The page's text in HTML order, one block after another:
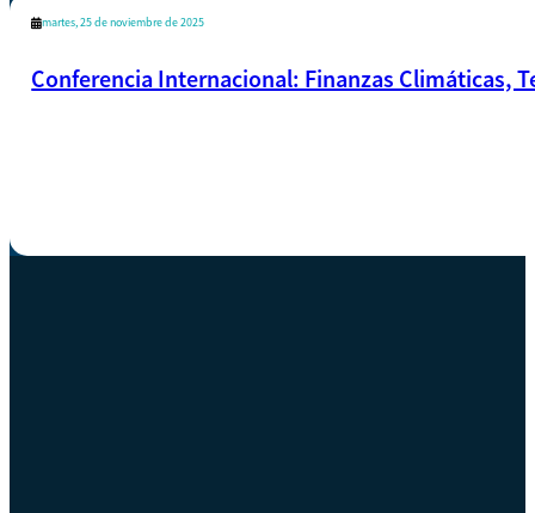
martes, 25 de noviembre de 2025
Conferencia Internacional: Finanzas Climáticas,